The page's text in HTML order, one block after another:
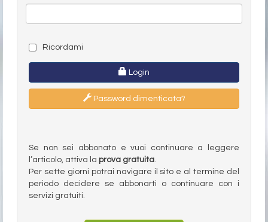
Ricordami
Login
Password dimenticata?
Se non sei abbonato e vuoi continuare a leggere
l’articolo, attiva la prova gratuita.
Per sette giorni potrai navigare il sito e al termine del
periodo decidere se abbonarti o continuare con i
servizi gratuiti.